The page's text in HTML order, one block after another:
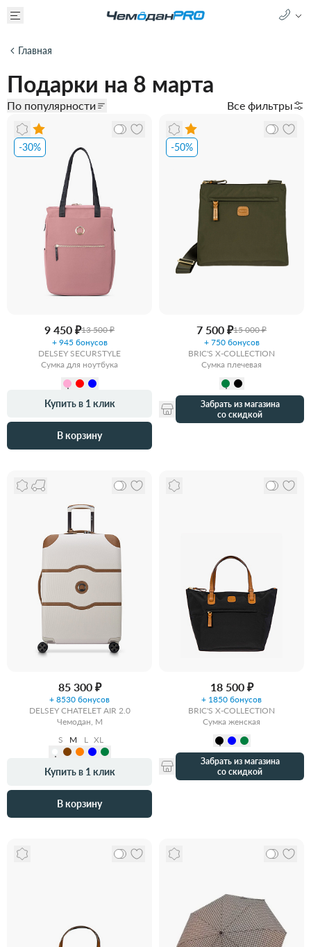
Главная
Подарки на 8 марта
По популярности Все фильтры
-30%
9 450 ₽13 500 ₽
+ 945 бонусов
DELSEY SECURSTYLE
Сумка для ноутбука
Купить в 1 клик
В корзину
-50%
7 500 ₽15 000 ₽
+ 750 бонусов
BRIC'S X-COLLECTION
Сумка плечевая
Забрать из магазина
со скидкой
85 300 ₽
+ 8530 бонусов
DELSEY CHATELET AIR 2.0
Чемодан, M
S
M L XL
Купить в 1 клик
В корзину
18 500 ₽
+ 1850 бонусов
BRIC'S X-COLLECTION
Сумка женская
Забрать из магазина
со скидкой